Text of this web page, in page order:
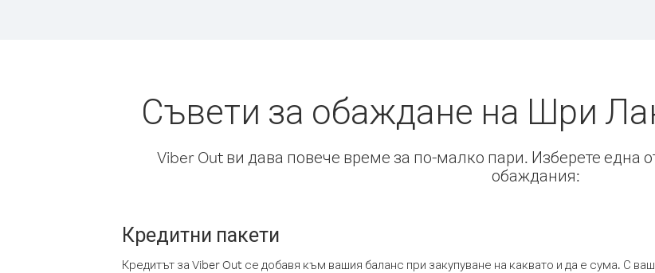
Съвети за обаждане на Шри
Viber Out ви дава повече време за по-малко пари. Изберете една
обаждания:
Кредитни пакети
Кредитът за Viber Out се добавя към вашия баланс при закупуване на каквато и да е сума. С